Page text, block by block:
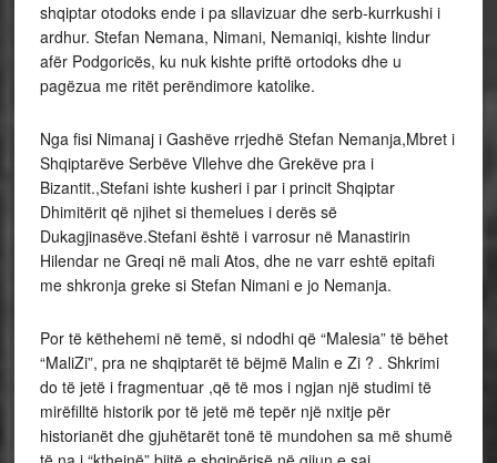
shqiptar otodoks ende i pa sllavizuar dhe serb-kurrkushi i
ardhur. Stefan Nemana, Nimani, Nemaniqi, kishte lindur
afër Podgoricës, ku nuk kishte priftë ortodoks dhe u
pagëzua me ritët perëndimore katolike.
Nga fisi Nimanaj i Gashëve rrjedhë Stefan Nemanja,Mbret i
Shqiptarëve Serbëve Vllehve dhe Grekëve pra i
Bizantit.,Stefani ishte kusheri i par i princit Shqiptar
Dhimitërit që njihet si themelues i derës së
Dukagjinasëve.Stefani është i varrosur në Manastirin
Hilendar ne Greqi në mali Atos, dhe ne varr eshtë epitafi
me shkronja greke si Stefan Nimani e jo Nemanja.
Por të këthehemi në temë, si ndodhi që “Malesia” të bëhet
“MaliZi”, pra ne shqiptarët të bëjmë Malin e Zi ? . Shkrimi
do të jetë i fragmentuar ,që të mos i ngjan një studimi të
mirëfilltë historik por të jetë më tepër një nxitje për
historianët dhe gjuhëtarët tonë të mundohen sa më shumë